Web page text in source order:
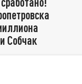
Собчак